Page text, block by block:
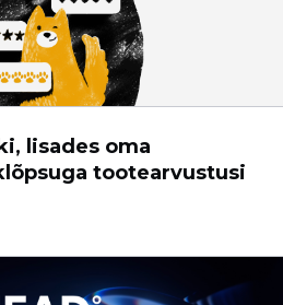
lisades oma
tootearvustusi